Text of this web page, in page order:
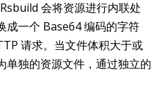
会将资源进行内联处
成一个 Base64 编码的字符
请求。当文件体积大于或
单独的资源文件，通过独立的